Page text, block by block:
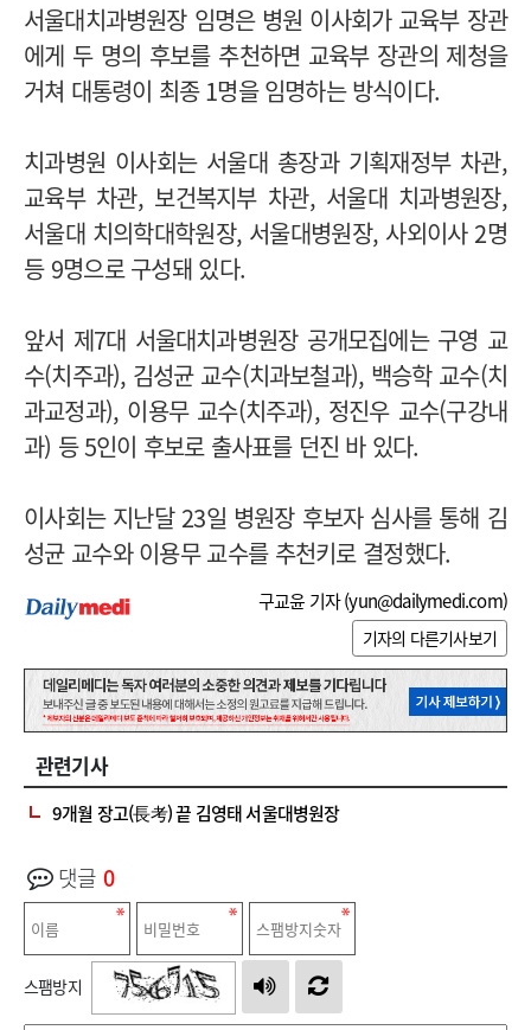
서울대치과병원장 임명은 병원 이사회가 교육부 장관
에게 두 명의 후보를 추천하면 교육부 장관의 제청을
거쳐 대통령이 최종 1명을 임명하는 방식이다.
치과병원 이사회는 서울대 총장과 기획재정부 차관,
교육부 차관, 보건복지부 차관, 서울대 치과병원장,
서울대 치의학대학원장, 서울대병원장, 사외이사 2명
등 9명으로 구성돼 있다.
앞서 제7대 서울대치과병원장 공개모집에는 구영 교
수(치주과), 김성균 교수(치과보철과), 백승학 교수(치
과교정과), 이용무 교수(치주과), 정진우 교수(구강내
과) 등 5인이 후보로 출사표를 던진 바 있다.
이사회는 지난달 23일 병원장 후보자 심사를 통해 김
성균 교수와 이용무 교수를 추천키로 결정했다.
구교윤 기자 (yun@dailymedi.com)
기자의 다른기사보기
관련기사
9개월 장고(長考) 끝 김영태 서울대병원장
댓글 0
스팸방지